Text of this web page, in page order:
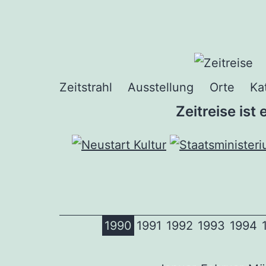
Zeitstrahl Ausstellung Orte
Zeitreise ist
1990 1991 1992 1993 1994